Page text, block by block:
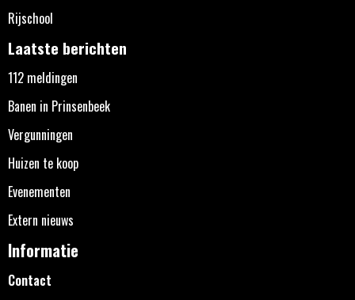
Rijschool
Laatste berichten
112 meldingen
Banen in Prinsenbeek
Vergunningen
Huizen te koop
Evenementen
Extern nieuws
Informatie
Contact